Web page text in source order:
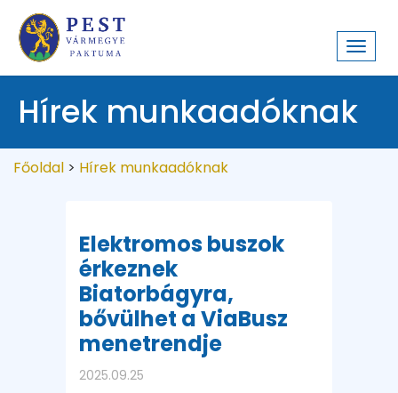
Hírek munkaadóknak
Főoldal > Hírek munkaadóknak
Elektromos buszok
érkeznek
Biatorbágyra,
bővülhet a ViaBusz
menetrendje
2025.09.25